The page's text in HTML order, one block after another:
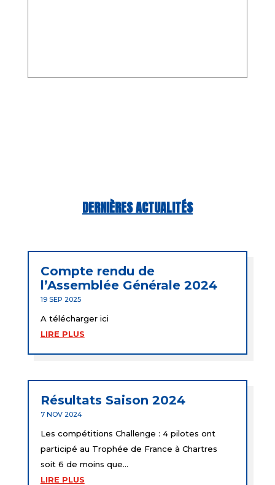
DERNIÈRES ACTUALITÉS
Compte rendu de
l’Assemblée Générale 2024
19 SEP 2025
A télécharger ici
LIRE PLUS
Résultats Saison 2024
7 NOV 2024
Les compétitions Challenge : 4 pilotes ont
participé au Trophée de France à Chartres
soit 6 de moins que...
LIRE PLUS